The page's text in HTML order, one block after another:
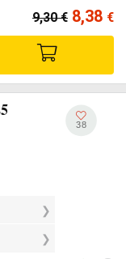
9,30€ 8,38 €
38